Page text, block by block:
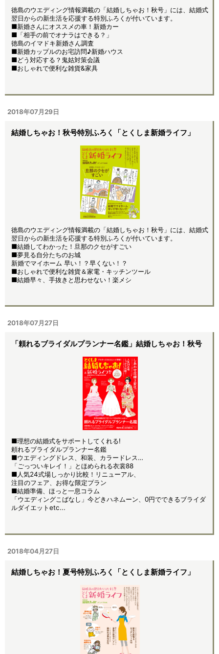
徳島のウエディング情報満載の「結婚しちゃお！秋号」には、結婚式
翌日からの新生活を応援する特別ふろくが付いています。
■新婚さんにオススメの車！新婚カー
■「相手の前でオナラはできる？」
徳島のイマドキ新婚さん調査
■新婚カップルのお宅訪問♪新婚ハウス
■どう対応する？鬼姑対策会議
■おしゃれで便利な雑貨&家具
2018年07月29日
結婚しちゃお！秋号特別ふろく「とくしま新婚ライフ」
徳島のウエディング情報満載の「結婚しちゃお！秋号」には、結婚式
翌日からの新生活を応援する特別ふろくが付いています。
■結婚してわかった！旦那のクセがすごい
■夢見る自分たちのお城
新婚でマイホーム 早い！？早くない！？
■おしゃれで便利な雑貨＆家電・キッチンツール
■結婚早々、手抜きと思わせない！楽メシ
2018年07月27日
「頼れるブライダルプランナー名鑑」結婚しちゃお！秋号
■理想の結婚式をサポートしてくれる!
頼れるブライダルプランナー名鑑
■ウエディングドレス、和装、カラードレス…
「ごっついキレイ！」とほめられる衣裳88
■人気24式場しっかり比較！リニューアル、
注目のフェア、お得な限定プラン
■結婚準備、ほっと一息コラム
「ウエディングこばなし」今どきハネムーン、0円でできるブライダ
ルダイエットetc...
2018年04月27日
結婚しちゃお！夏号特別ふろく「とくしま新婚ライフ」